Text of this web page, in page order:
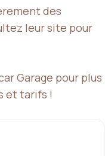
des
leur site pour
Garage pour plus
et tarifs !